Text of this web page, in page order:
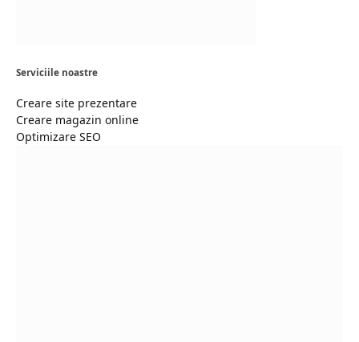
Serviciile noastre
Creare site prezentare
Creare magazin online
Optimizare SEO